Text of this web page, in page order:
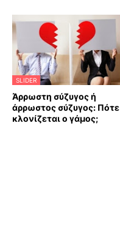
SLIDER
Άρρωστη σύζυγος ή
άρρωστος σύζυγος: Πότε
κλονίζεται ο γάμος;